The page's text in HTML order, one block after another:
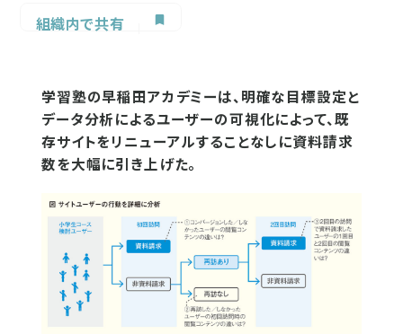
組織内で共有
学習塾の早稲田アカデミーは、明確な目標設定と
データ分析によるユーザーの可視化によって、既
存サイトをリニューアルすることなしに資料請求
数を大幅に引き上げた。